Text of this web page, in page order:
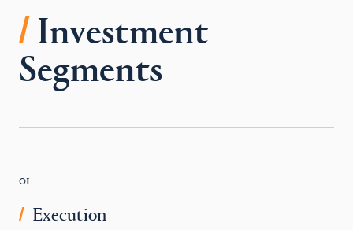
/ Investment
Segments
01
/ Execution